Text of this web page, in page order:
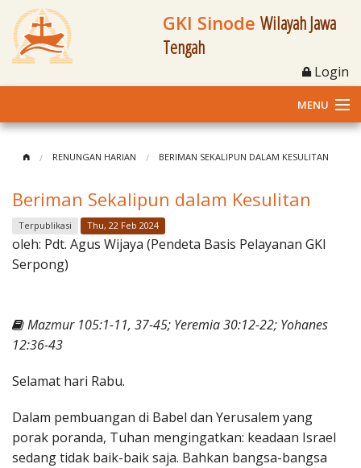
GKI Sinode Wilayah Jawa
Tengah
Login
MENU
Klasis dan Jemaat
Berita Kegiatan
Materi
Penerbitan
RENUNGAN HARIAN BERIMAN SEKALIPUN DALAM KESULITAN
Beriman Sekalipun dalam Kesulitan
Terpublikasi Thu, 22 Feb 2024
oleh: Pdt. Agus Wijaya (Pendeta Basis Pelayanan GKI
Serpong)
Mazmur 105:1-11, 37-45; Yeremia 30:12-22; Yohanes
12:36-43
Selamat hari Rabu.
Dalam pembuangan di Babel dan Yerusalem yang
porak poranda, Tuhan mengingatkan: keadaan Israel
sedang tidak baik-baik saja. Bahkan bangsa-bangsa